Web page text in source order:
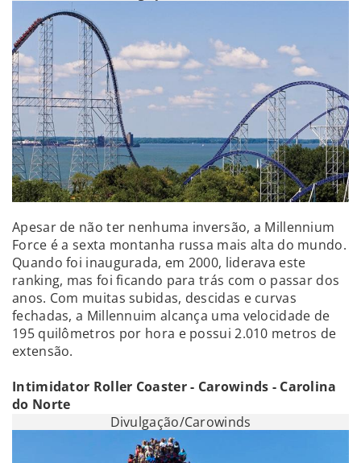
Apesar de não ter nenhuma inversão, a Millennium
Force é a sexta montanha russa mais alta do mundo.
Quando foi inaugurada, em 2000, liderava este
ranking, mas foi ficando para trás com o passar dos
anos. Com muitas subidas, descidas e curvas
fechadas, a Millennuim alcança uma velocidade de
195 quilômetros por hora e possui 2.010 metros de
extensão.
Intimidator Roller Coaster - Carowinds - Carolina
do Norte
Divulgação/Carowinds